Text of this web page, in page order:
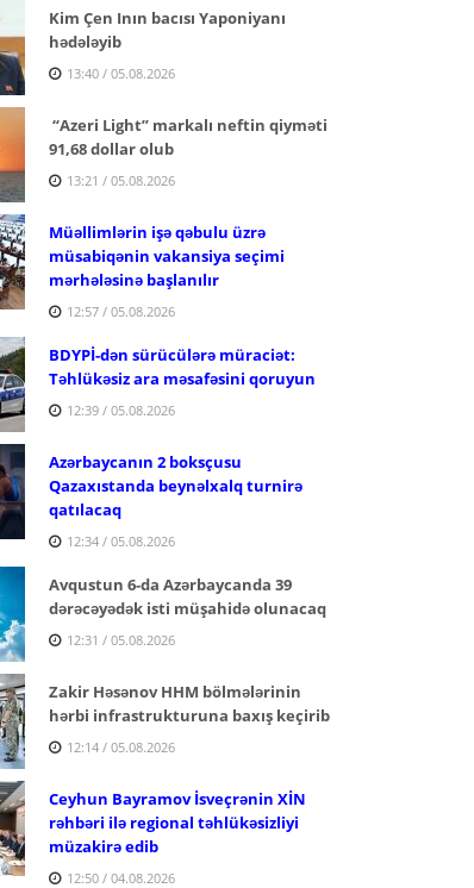
Kim Çen Inın bacısı Yaponiyanı
hədələyib
13:40 / 05.08.2026
“Azeri Light” markalı neftin qiyməti
91,68 dollar olub
13:21 / 05.08.2026
Müəllimlərin işə qəbulu üzrə
müsabiqənin vakansiya seçimi
mərhələsinə başlanılır
12:57 / 05.08.2026
BDYPİ-dən sürücülərə müraciət:
Təhlükəsiz ara məsafəsini qoruyun
12:39 / 05.08.2026
Azərbaycanın 2 boksçusu
Qazaxıstanda beynəlxalq turnirə
qatılacaq
12:34 / 05.08.2026
Avqustun 6-da Azərbaycanda 39
dərəcəyədək isti müşahidə olunacaq
12:31 / 05.08.2026
Zakir Həsənov HHM bölmələrinin
hərbi infrastrukturuna baxış keçirib
12:14 / 05.08.2026
Ceyhun Bayramov İsveçrənin XİN
rəhbəri ilə regional təhlükəsizliyi
müzakirə edib
12:50 / 04.08.2026